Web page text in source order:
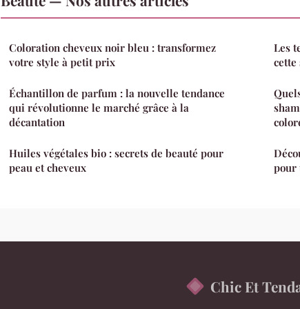
Coloration cheveux noir bleu : transformez
votre style à petit prix
Échantillon de parfum : la nouvelle tendance
qui révolutionne le marché grâce à la
décantation
Huiles végétales bio : secrets de beauté pour
peau et cheveux
Les
cette
pour
Chic Et